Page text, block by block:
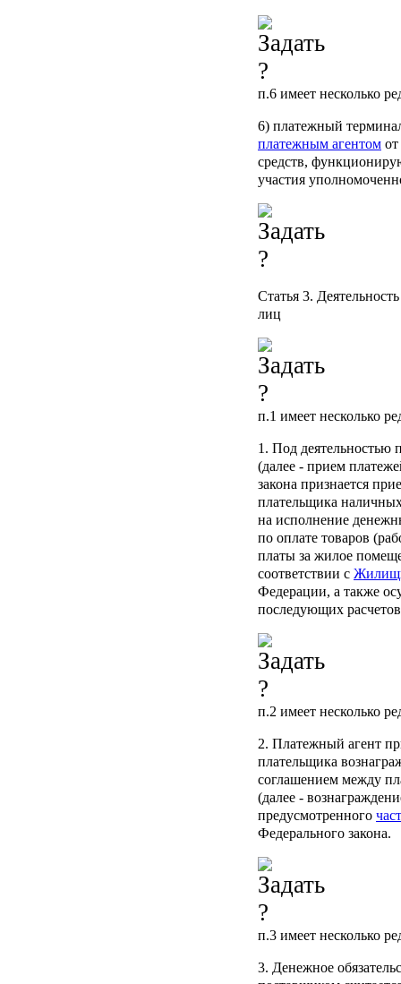
п.6 имеет несколько
6) платежный
платежным агентом от
средств,
участия
Статья 3.
лиц
п.1 имеет несколько
1. Под деятельностью
(далее - прием
закона признается
плательщика
на исполнение
по оплате товаров
платы за жилое
соответствии с
Федерации, а также
последующих
п.2 имеет несколько
2. Платежный агент
плательщика
соглашением между
(далее -
предусмотренного
Федерального закона.
п.3 имеет несколько
3. Денежное